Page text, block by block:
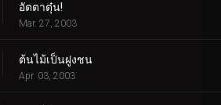
อัตตาตุ๋น!
Mar. 27, 2003
ต้นไม้เป็นฝูงชน
Apr. 03, 2003